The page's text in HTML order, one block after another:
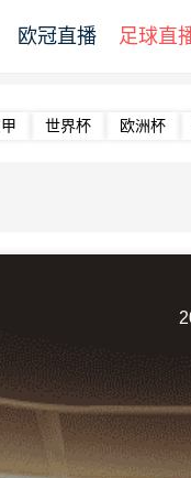
欧冠直播 足球直
世界杯 欧洲杯